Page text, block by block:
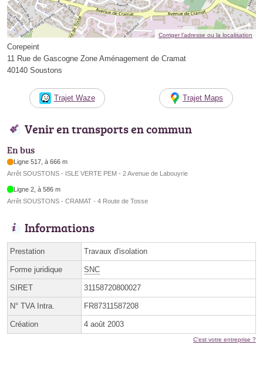
Corriger l’adresse ou la localisation
Corepeint
11 Rue de Gascogne Zone Aménagement de Cramat
40140 Soustons
Trajet Waze Trajet Maps
Venir en transports en commun
En bus
Ligne 517, à 666 m
Arrêt SOUSTONS - ISLE VERTE PEM - 2 Avenue de Labouyrie
Ligne 2, à 586 m
Arrêt SOUSTONS - CRAMAT - 4 Route de Tosse
Informations
Prestation Travaux d'isolation
Forme juridique SNC
SIRET 31158720800027
N° TVA Intra. FR87311587208
Création 4 août 2003
C'est votre entreprise ?